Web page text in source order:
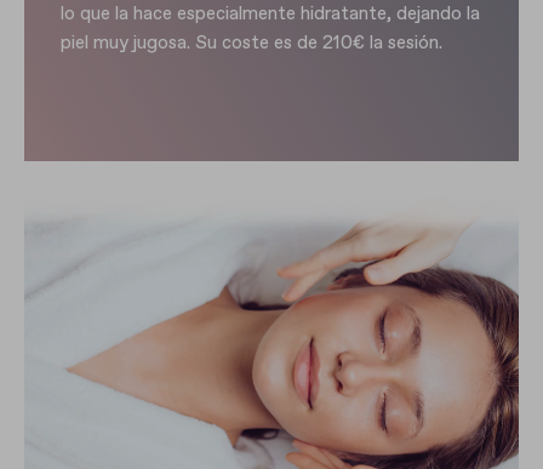
lo que la hace especialmente hidratante, dejando la
piel muy jugosa. Su coste es de 210€ la sesión.